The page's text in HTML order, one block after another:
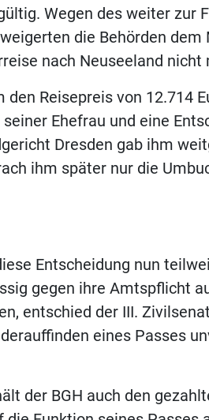
Wegen des weiter zur
die Behörden dem
nach Neuseeland nicht
Reisepreis von 12.714
Ehefrau und eine
Dresden gab ihm
ihm später nur die
Entscheidung nun
gegen ihre Amtspflicht
entschied der III.
eines Passes
der BGH auch den